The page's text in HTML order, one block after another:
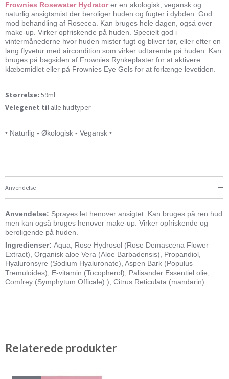
Frownies Rosewater Hydrator er en økologisk, vegansk og
naturlig ansigtsmist der beroliger huden og fugter i dybden. God
mod behandling af Rosecea. Kan bruges hele dagen, også over
make-up. Virker opfriskende på huden. Specielt god i
vintermånederne hvor huden mister fugt og bliver tør, eller efter en
lang flyvetur med aircondition som virker udtørende på huden. Kan
bruges på bagsiden af Frownies Rynkeplaster for at aktivere
klæbemidlet eller på Frownies Eye Gels for at forlænge levetiden.
Størrelse: 59ml
Velegenet til alle hudtyper
• Naturlig - Økologisk - Vegansk •
Anvendelse
Anvendelse: Sprayes let henover ansigtet. Kan bruges på ren hud
men kan også bruges henover make-up. Virker opfriskende og
beroligende på huden.
Ingredienser: Aqua, Rose Hydrosol (Rose Demascena Flower
Extract), Organisk aloe Vera (Aloe Barbadensis), Propandiol,
Hyaluronsyre (Sodium Hyaluronate), Aspen Bark (Populus
Tremuloides), E-vitamin (Tocopherol), Palisander Essentiel olie,
Comfrey (Symphytum Officale) ), Citrus Reticulata (mandarin).
Relaterede produkter